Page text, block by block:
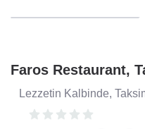
Faros Restaurant,
Lezzetin Kalbinde,